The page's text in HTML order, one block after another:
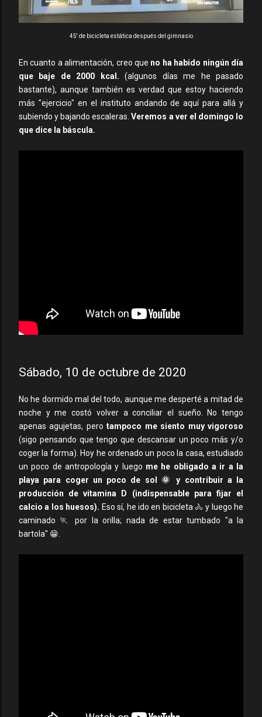
45' de bicicleta estática después del gimnasio
En cuanto a alimentación, creo que no ha habido ningún día
que baje de 2000 kcal.(algunos días me he pasado
bastante), aunque también es verdad que estoy haciendo
más "ejercicio" en el instituto andando de aquí para allá y
subiendo y bajando escaleras.Veremos a ver el domingo lo
que dice la báscula.
Sábado, 10 de octubre de 2020
No he dormido mal del todo, aunque me desperté a mitad de
noche y me costó volver a conciliar el sueño. No tengo
apenas agujetas, perotampoco me siento muy vigoroso
(sigo pensando que tengo que descansar un poco más y/o
coger la forma). Hoy he ordenado un poco la casa, estudiado
un poco de antropología y luego me he obligado a ir a la
playa para coger un poco de sol 🌞 y contribuir a la
producción de vitamina D (indispensable para fijar el
calcio a los huesos). Eso sí, he ido en bicicleta 🚴 y luego he
caminado 🏃 por la orilla; nada de estar tumbado "a la
bartola" 😁.